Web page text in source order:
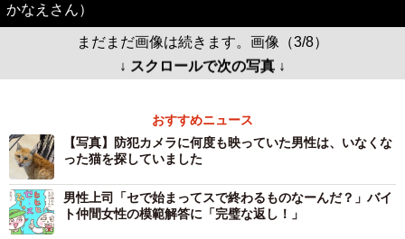
かなえさん）
まだまだ画像は続きます。画像（3/8）
↓ スクロールで次の写真 ↓
おすすめニュース
【写真】防犯カメラに何度も映っていた男性は、いなくな
った猫を探していました
男性上司「セで始まってスで終わるものなーんだ？」バイ
ト仲間女性の模範解答に「完璧な返し！」